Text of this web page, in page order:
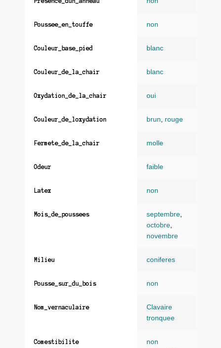
Poussee_en_touffe non
Couleur_base_pied blanc
Couleur_de_la_chair blanc
Oxydation_de_la_chair oui
Couleur_de_loxydation brun rouge
Fermete_de_la_chair molle
Odeur faible
Latex non
Mois_de_poussees septembre
octobre
novembre
Milieu coniferes
Pousse_sur_du_bois non
Nom_vernaculaire
Clavaire
tronquee
Comestibilite
non